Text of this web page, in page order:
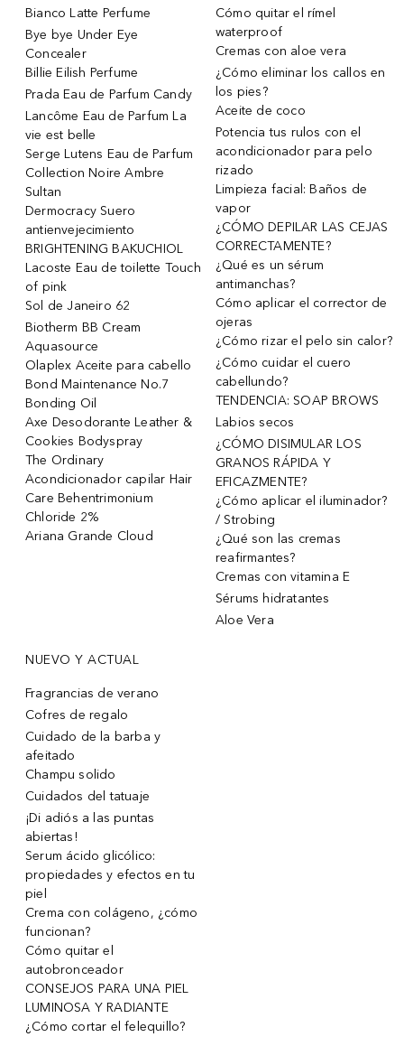
Bianco Latte Perfume
Bye bye Under Eye
Concealer
Billie Eilish Perfume
Prada Eau de Parfum Candy
Lancôme Eau de Parfum La
vie est belle
Serge Lutens Eau de Parfum
Collection Noire Ambre
Sultan
Dermocracy Suero
antienvejecimiento
BRIGHTENING BAKUCHIOL
Lacoste Eau de toilette Touch
of pink
Sol de Janeiro 62
Biotherm BB Cream
Aquasource
Olaplex Aceite para cabello
Bond Maintenance No.7
Bonding Oil
Axe Desodorante Leather &
Cookies Bodyspray
The Ordinary
Acondicionador capilar Hair
Care Behentrimonium
Chloride 2%
Ariana Grande Cloud
Cómo quitar el rímel
waterproof
Cremas con aloe vera
¿Cómo eliminar los callos en
los pies?
Aceite de coco
Potencia tus rulos con el
acondicionador para pelo
rizado
Limpieza facial: Baños de
vapor
¿CÓMO DEPILAR LAS CEJAS
CORRECTAMENTE?
¿Qué es un sérum
antimanchas?
Cómo aplicar el corrector de
ojeras
¿Cómo rizar el pelo sin calor?
¿Cómo cuidar el cuero
cabellundo?
TENDENCIA: SOAP BROWS
Labios secos
¿CÓMO DISIMULAR LOS
GRANOS RÁPIDA Y
EFICAZMENTE?
¿Cómo aplicar el iluminador?
/ Strobing
¿Qué son las cremas
reafirmantes?
Cremas con vitamina E
Sérums hidratantes
Aloe Vera
NUEVO Y ACTUAL
Fragrancias de verano
Cofres de regalo
Cuidado de la barba y
afeitado
Champu solido
Cuidados del tatuaje
¡Di adiós a las puntas
abiertas!
Serum ácido glicólico:
propiedades y efectos en tu
piel
Crema con colágeno, ¿cómo
funcionan?
Cómo quitar el
autobronceador
CONSEJOS PARA UNA PIEL
LUMINOSA Y RADIANTE
¿Cómo cortar el felequillo?